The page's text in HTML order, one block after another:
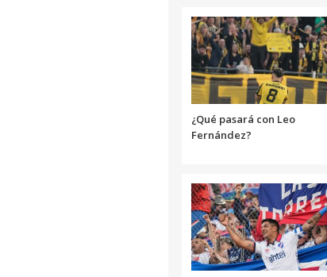
¿Qué pasará con Leo
Fernández?